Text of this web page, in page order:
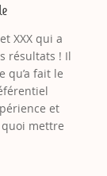
XXX qui a
résultats ! Il
qu’a fait le
et
mettre